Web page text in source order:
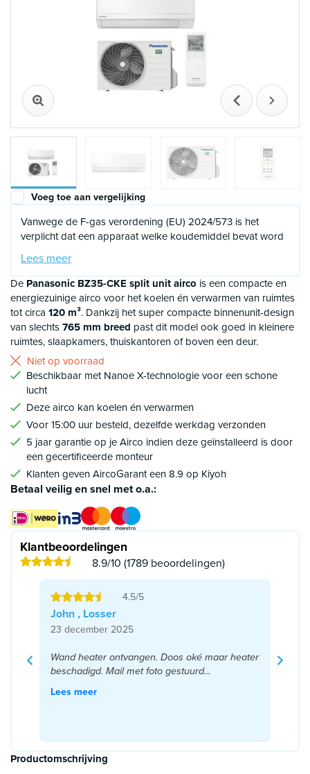
Vorige
Voeg toe aan vergelijking
Vanwege de F-gas verordening (EU) 2024/573 is het
verplicht dat een apparaat welke koudemiddel bevat word
geïnstalleerd of
gecertificeerd F-gassen monteur. Gezien deze verplichting
zijn verkopende bedrijven ook verplicht om te registeren of
dit daadwerkelijk gebeurd. Uiteraard kunnen wij ook de
inbedrijfstelling voor u realiseren hier zitten kosten aan
verbonden maar de hoogte hiervan is wel beperkt.
Lees meer
De Panasonic BZ35-CKE split unit airco is een compacte en
energiezuinige airco voor het koelen én verwarmen van ruimtes
tot circa 120 m³. Dankzij het super compacte binnenunit-design
van slechts765 mm breed past dit model ook goed in kleinere
ruimtes, slaapkamers, thuiskantoren of boven een deur.
Niet op voorraad
Beschikbaar met Nanoe X-technologie voor een schone
lucht
Deze airco kan koelen én verwarmen
Voor 15:00 uur besteld, dezelfde werkdag verzonden
5 jaar garantie op je Airco indien deze geïnstalleerd is door
een gecertificeerde monteur
Klanten geven AircoGarant een 8.9 op Kiyoh
Betaal veilig en snel met o.a.:
Klantbeoordelingen
8.9/10 (1789 beoordelingen)
4.5/5
John , Losser
23 december 2025
Wand heater ontvangen. Doos oké maar heater
beschadigd. Mail met foto gestuurd...
Lees meer
Productomschrijving